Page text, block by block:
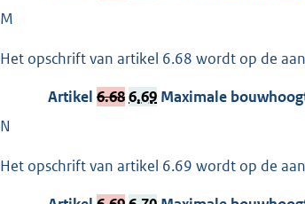
M
Het opschrift van artikel 6.68 wordt op de
Artikel 6.686.69 Maximale
N
Het opschrift van artikel 6.69 wordt op de